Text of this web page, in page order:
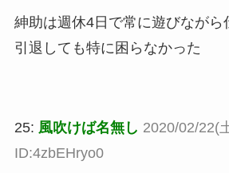
紳助は週休4日で常に遊びながら
引退しても特に困らなかった
25: 風吹けば名無し 2020/02/22(
ID:4zbEHryo0